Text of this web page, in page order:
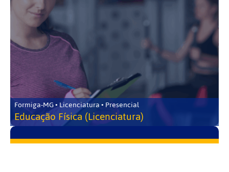
Formiga-MG • Licenciatura • Presencial
Educação Física (Licenciatura)